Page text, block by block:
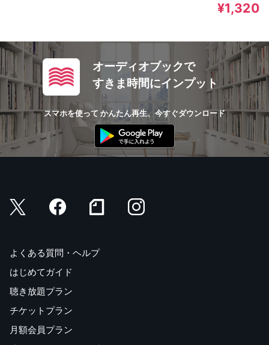
¥1,320
オーディオブックで
すきま時間にインプット
スマホを使って かんたん再生、今すぐダウンロード
よくある質問・ヘルプ
はじめてガイド
聴き放題プラン
チケットプラン
月額会員プラン